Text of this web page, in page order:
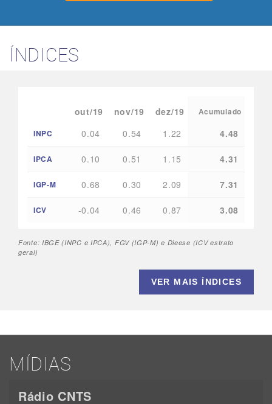
ÍNDICES
out/19 nov/19 dez/19
Acumulado
INPC
0.04 0.54 1.22 4.48
IPCA 0.10 0.51 1.15 4.31
IGP-M 0.68 0.30 2.09 7.31
ICV -0.04 0.46 0.87 3.08
Fonte: IBGE (INPC e IPCA), FGV (IGP-M) e Dieese (ICV estrato
geral)
VER MAIS ÍNDICES
MÍDIAS
Rádio CNTS